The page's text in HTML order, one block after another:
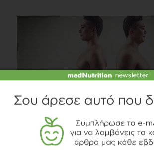
Κοιλιακό λίπος = προβλήματα στα οστά
Άλλες Παθήσεις